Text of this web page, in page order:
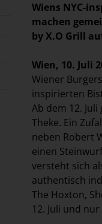
Wiens NYC-
machen
by X.O Grill
Wien, 10. Juli
Wiener
inspirierten
Ab dem 12.
Theke. Ein
neben Robert
einen
versteht sich
authentisch
The Hoxton,
12. Juli und